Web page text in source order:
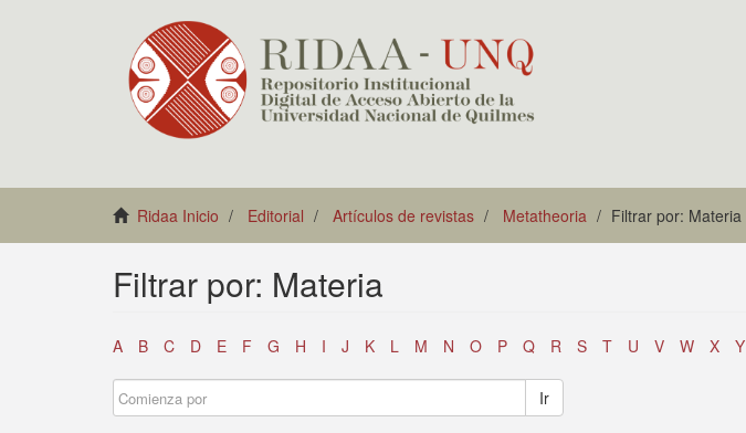
Ridaa Inicio Editorial Artículos de revistas Metatheoria Filtrar por: Materia
Filtrar por: Materia
A B C D E F G H I J K L M N O P Q R S T U V W X Y
Ir